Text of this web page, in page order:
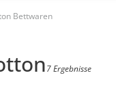
Bettwaren
7 Ergebnisse